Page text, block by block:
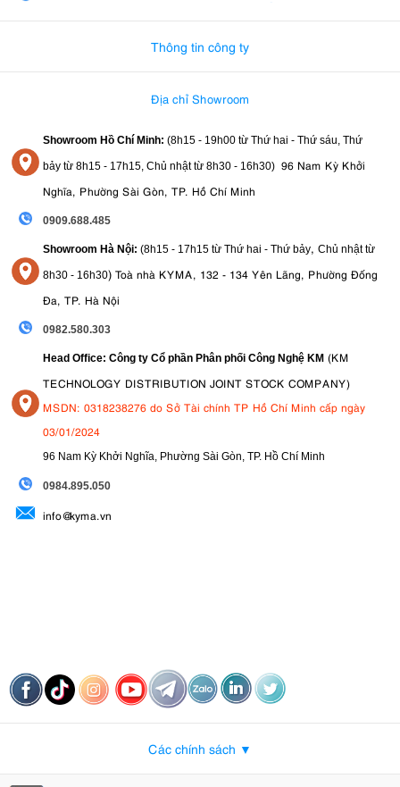
Thông tin công ty
Địa chỉ Showroom
Showroom Hồ Chí Minh: (8h15 - 19h00 từ Thứ hai - Thứ sáu, Thứ
bảy từ 8h15 - 17h15, Chủ nhật từ 8h30 - 16h30) 96 Nam Kỳ Khởi
Nghĩa, Phường Sài Gòn, TP. Hồ Chí Minh
0909.688.485
Showroom Hà Nội: (8h15 - 17h15 từ Thứ hai - Thứ bảy, Chủ nhật từ
8h30 - 16h30) Toà nhà KYMA, 132 - 134 Yên Lãng, Phường Đống
Đa, TP. Hà Nội
0982.580.303
Head Office: Công ty Cổ phần Phân phối Công Nghệ KM (KM
TECHNOLOGY DISTRIBUTION JOINT STOCK COMPANY)
MSDN: 0318238276 do Sở Tài chính TP Hồ Chí Minh cấp ngày
03/01/2024
96 Nam Kỳ Khởi Nghĩa, Phường Sài Gòn, TP. Hồ Chí Minh
0984.895.050
info@kyma.vn
Các chính sách ▼